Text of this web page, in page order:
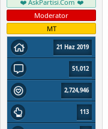
❤️ AskPartisi.Com ❤️
Moderator
MT
21 Haz 2019
51,012
2,724,946
113